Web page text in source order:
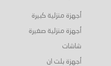
أجهزة منزلية كبيرة
أجهزة منزلية صغيرة
شاشات
أجهزة بلت ان